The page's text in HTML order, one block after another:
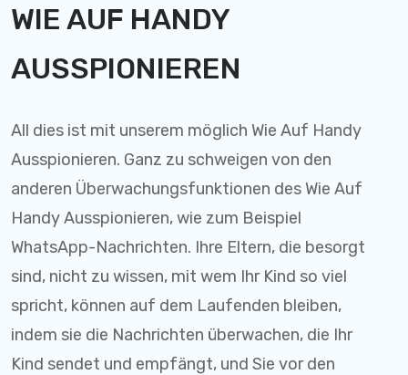
WIE AUF HANDY
AUSSPIONIEREN
All dies ist mit unserem möglich Wie Auf Handy
Ausspionieren. Ganz zu schweigen von den
anderen Überwachungsfunktionen des Wie Auf
Handy Ausspionieren, wie zum Beispiel
WhatsApp-Nachrichten. Ihre Eltern, die besorgt
sind, nicht zu wissen, mit wem Ihr Kind so viel
spricht, können auf dem Laufenden bleiben,
indem sie die Nachrichten überwachen, die Ihr
Kind sendet und empfängt, und Sie vor den